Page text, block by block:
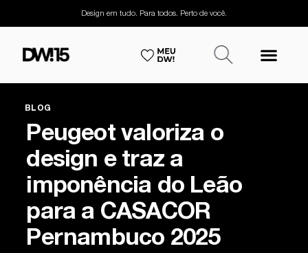
Design em tudo. Para todos. Perto de você.
BLOG
Peugeot valoriza o
design e traz a
imponência do Leão
para a CASACOR
Pernambuco 2025